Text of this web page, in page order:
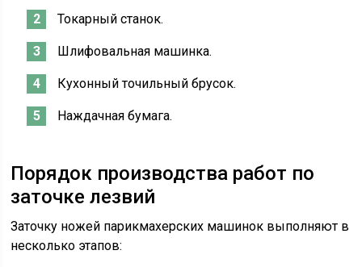
Токарный станок.
Шлифовальная машинка.
Кухонный точильный брусок.
Наждачная бумага.
Порядок производства работ по
заточке лезвий
Заточку ножей парикмахерских машинок выполняют в
несколько этапов: